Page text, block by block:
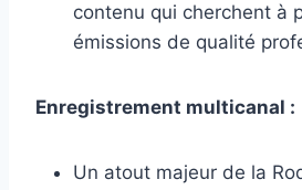
contenu qui cherchent à
émissions de qualité
Enregistrement multicanal :
Un atout majeur de la